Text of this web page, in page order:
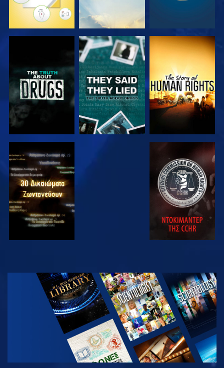
ΠΑΡΑΚΟΛΟΥΘΗΣΤΕ ΠΑΡΑΚΟΛΟΥΘΗΣΤΕ ΠΑΡΑΚΟΛΟΥΘΗΣΤΕ
ΠΑΡΑΚΟΛΟΥΘΗΣΤΕ ΠΑΡΑΚΟΛΟΥΘΗΣΤΕ
ΠΑΡΑΚΟΛΟΥΘΗΣΤΕ
ΕΞΕΡΕΥΝΗΣΤΕ
ΤΗ ΣΕΙΡΑ